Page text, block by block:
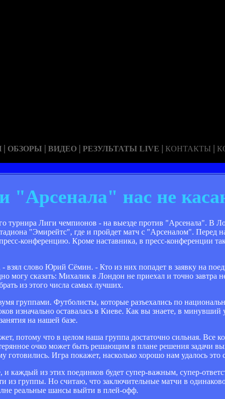
| ОБЗОРЫ | ВИДЕО | РЕЗУЛЬТАТЫ LIVE | КОНТАКТЫ |
нас не
турнира Лиги чемпионов - на выезде против "Арсенала". В
"Эмирейтс", где и пройдет матч с "Арсеналом". Перед
конференцию. Кроме наставника, в пресс-конференции
слово Юрий Сёмин. - Кто из них попадет в заявку на
могу сказать: Михалик в Лондон не приехал и точно завтра
из этого числа самых лучших.
группами. Футболисты, которые разъехались по
изначально оставалась в Киеве. Как вы знаете, в
на нашей базе.
потому что в целом наша группа достаточно сильная. Все
очко может быть решающим в плане решения задачи
Игра покажет, насколько хорошо нам удалось это
каждый из этих поединков будет супер-важным, супер-
из группы. Но считаю, что заключительные матчи в
реальные шансы выйти в плей-офф.